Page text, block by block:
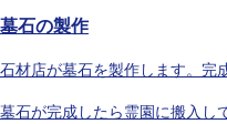
墓石の製作
石材店が墓石を製作します。完
墓石が完成したら霊園に搬入し